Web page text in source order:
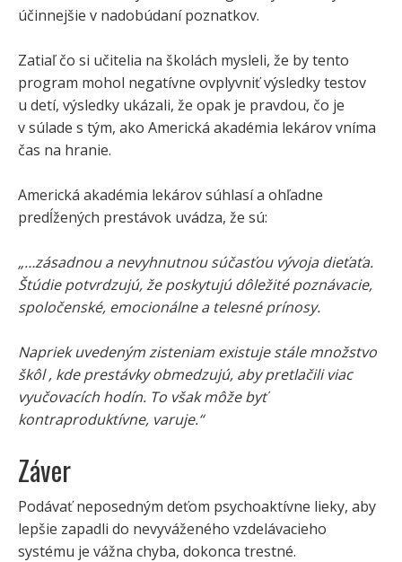
účinnejšie v nadobúdaní poznatkov.
Zatiaľ čo si učitelia na školách mysleli, že by tento
program mohol negatívne ovplyvniť výsledky testov
u detí, výsledky ukázali, že opak je pravdou, čo je
v súlade s tým, ako Americká akadémia lekárov vníma
čas na hranie.
Americká akadémia lekárov súhlasí a ohľadne
predĺžených prestávok uvádza, že sú:
„…zásadnou a nevyhnutnou súčasťou vývoja dieťaťa.
Štúdie potvrdzujú, že poskytujú dôležité poznávacie,
spoločenské, emocionálne a telesné prínosy.
Napriek uvedeným zisteniam existuje stále množstvo
škôl , kde prestávky obmedzujú, aby pretlačili viac
vyučovacích hodín. To však môže byť
kontraproduktívne, varuje.“
Záver
Podávať neposedným deťom psychoaktívne lieky, aby
lepšie zapadli do nevyváženého vzdelávacieho
systému je vážna chyba, dokonca trestné.